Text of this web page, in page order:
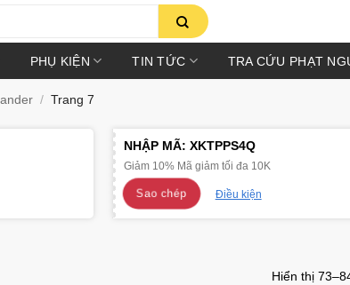
PHỤ KIỆN TIN TỨC TRA CỨU PHẠT
/ Trang 7
NHẬP MÃ: XKTPPS4Q
Giảm 10% Mã giảm tối đa 10K
Sao chép Điều kiện
Hiển thị